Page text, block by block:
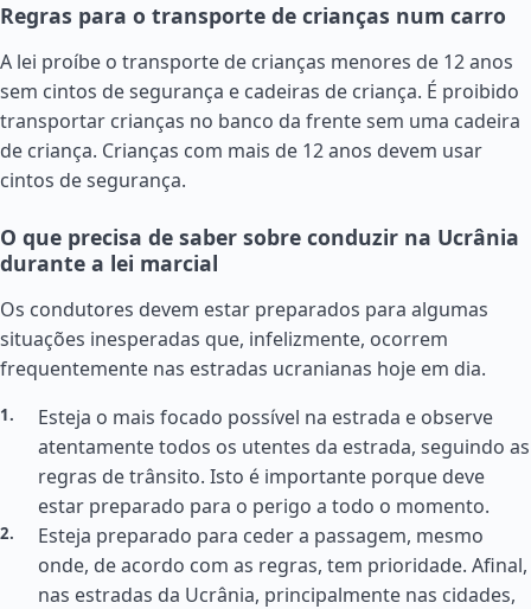
Regras para o transporte de crianças num carro
A lei proíbe o transporte de crianças menores de 12 anos
sem cintos de segurança e cadeiras de criança. É proibido
transportar crianças no banco da frente sem uma cadeira
de criança. Crianças com mais de 12 anos devem usar
cintos de segurança.
O que precisa de saber sobre conduzir na Ucrânia
durante a lei marcial
Os condutores devem estar preparados para algumas
situações inesperadas que, infelizmente, ocorrem
frequentemente nas estradas ucranianas hoje em dia.
Esteja o mais focado possível na estrada e observe
atentamente todos os utentes da estrada, seguindo as
regras de trânsito. Isto é importante porque deve
estar preparado para o perigo a todo o momento.
Esteja preparado para ceder a passagem, mesmo
onde, de acordo com as regras, tem prioridade. Afinal,
nas estradas da Ucrânia, principalmente nas cidades,